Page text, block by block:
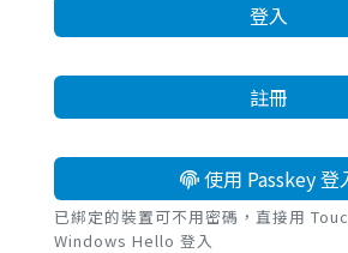
登入
註冊
使用 Passkey 登
已綁定的裝置可不用密碼，直接用
Windows Hello 登入